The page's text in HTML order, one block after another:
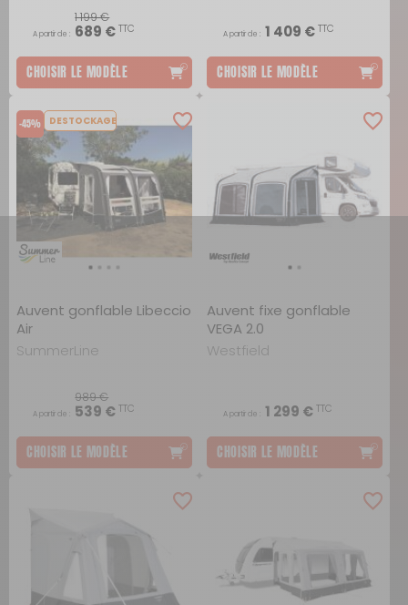
1 199 €
A partir de : 689 €TTC
CHOISIR LE MODÈLE
A partir de : 1 409 €TTC
CHOISIR LE MODÈLE
-45% DESTOCKAGE
Auvent gonflable Libeccio
Air
SummerLine
989 €
A partir de : 539 €TTC
CHOISIR LE MODÈLE
Auvent fixe gonflable
VEGA 2.0
Westfield
A partir de : 1 299 €TTC
CHOISIR LE MODÈLE